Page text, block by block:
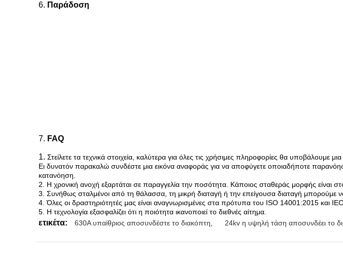
6. Παράδοση
7. FAQ
1. Στείλετε τα τεχνικά στοιχεία, καλύτερα για όλες τις χρήσιμες πληροφορίες θα υποβάλουμε
Ει δυνατόν παρακαλώ συνδέστε μια εικόνα αναφοράς για να αποφύγετε οποιαδήποτε
κατανόηση.
2. Η χρονική ανοχή εξαρτάται σε παραγγελία την ποσότητα. Κάποιος σταθεράς μορφής είναι
3. Συνήθως σταλμένοι από τη θάλασσα, τη μικρή διαταγή ή την επείγουσα διαταγή μπορούμε
4. Όλες οι δραστηριότητές μας είναι αναγνωρισμένες στα πρότυπα του ISO 14001:2015 και IEC.
5. Η τεχνολογία εξασφαλίζει ότι η ποιότητα ικανοποιεί το διεθνές αίτημα.
ετικέτα: 630A υπαίθριος αποσυνδέστε το διακόπτη 24kv η υψηλή τάση αποσυνδέει το